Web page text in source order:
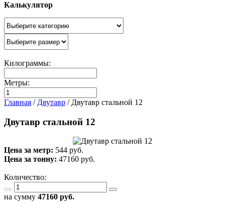
Калькулятор
Килограммы:
Метры:
Главная / Двутавр / Двутавр стальной 12
Двутавр стальной 12
Цена за метр: 544 руб.
Цена за тонну: 47160 руб.
Количество:
на сумму 47160 руб.